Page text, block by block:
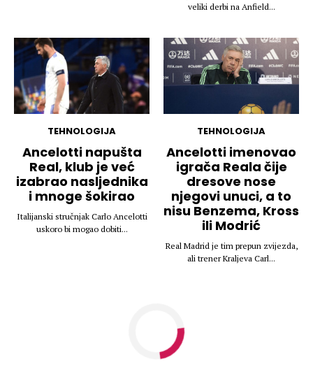
veliki derbi na Anfield...
TEHNOLOGIJA
Ancelotti napušta
Real, klub je već
izabrao nasljednika
i mnoge šokirao
Italijanski stručnjak Carlo Ancelotti
uskoro bi mogao dobiti...
TEHNOLOGIJA
Ancelotti imenovao
igrača Reala čije
dresove nose
njegovi unuci, a to
nisu Benzema, Kross
ili Modrić
Real Madrid je tim prepun zvijezda,
ali trener Kraljeva Carl...